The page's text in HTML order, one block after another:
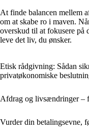
At finde balancen mellem
om at skabe ro i maven.
overskud til at fokusere på
leve det liv, du ønsker.
Etisk rådgivning: Sådan
privatøkonomiske
Afdrag og livsændringer –
Vurder din betalingsevne,